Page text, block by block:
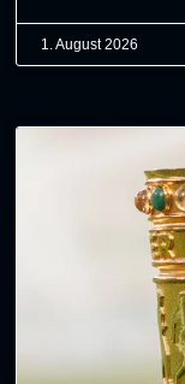
1. August 2026